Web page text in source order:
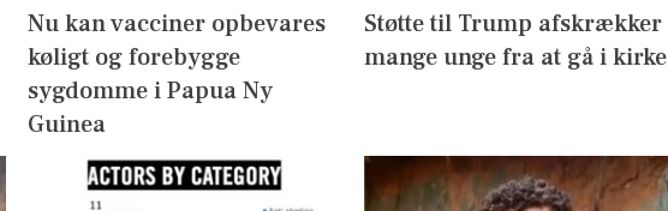
Nu kan vacciner opbevares
køligt og forebygge
sygdomme i Papua Ny
Guinea
Støtte til Trump afskrækker
mange unge fra at gå i kirke